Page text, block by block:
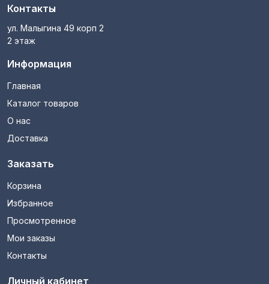
Контакты
ул. Малыгина 49 корп 2
2 этаж
Информация
Главная
Каталог товаров
О нас
Доставка
Заказать
Корзина
Избранное
Просмотренное
Мои заказы
Контакты
Личный кабинет